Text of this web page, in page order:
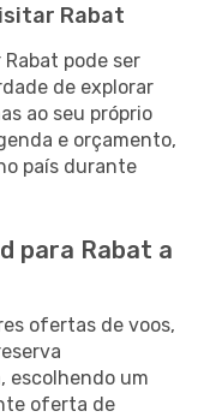
Rabat
pode ser
de explorar
ao seu próprio
e orçamento,
país durante
para Rabat a
ofertas de voos,
escolhendo um
oferta de